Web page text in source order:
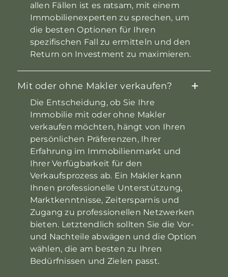
allen Fällen ist es ratsam, mit einem
Immobilienexperten zu sprechen, um
die besten Optionen für Ihren
spezifischen Fall zu ermitteln und den
Return on Investment zu maximieren.
Mit oder ohne Makler verkaufen?
Die Entscheidung, ob Sie Ihre
Immobilie mit oder ohne Makler
verkaufen möchten, hängt von Ihren
persönlichen Präferenzen, Ihrer
Erfahrung im Immobilienmarkt und
Ihrer Verfügbarkeit für den
Verkaufsprozess ab. Ein Makler kann
Ihnen professionelle Unterstützung,
Marktkenntnisse, Zeitersparnis und
Zugang zu professionellen Netzwerken
bieten. Letztendlich sollten Sie die Vor-
und Nachteile abwägen und die Option
wählen, die am besten zu Ihren
Bedürfnissen und Zielen passt.